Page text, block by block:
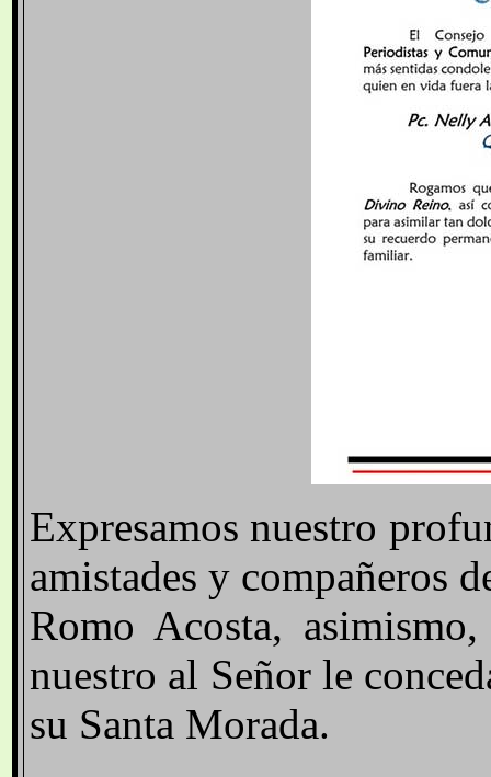
Expresamos nuestro
amistades y compañeros
Romo Acosta,
nuestro al Señor le
su Santa Morada.